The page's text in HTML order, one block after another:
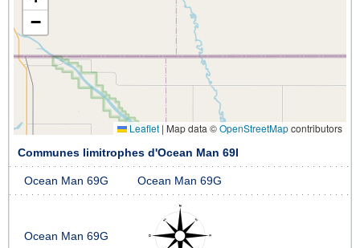
−
Leaflet | Map data ©OpenStreetMapcontributors
Communes limitrophes d'Ocean Man 69I
Ocean Man 69G Ocean Man 69G
Ocean Man 69G